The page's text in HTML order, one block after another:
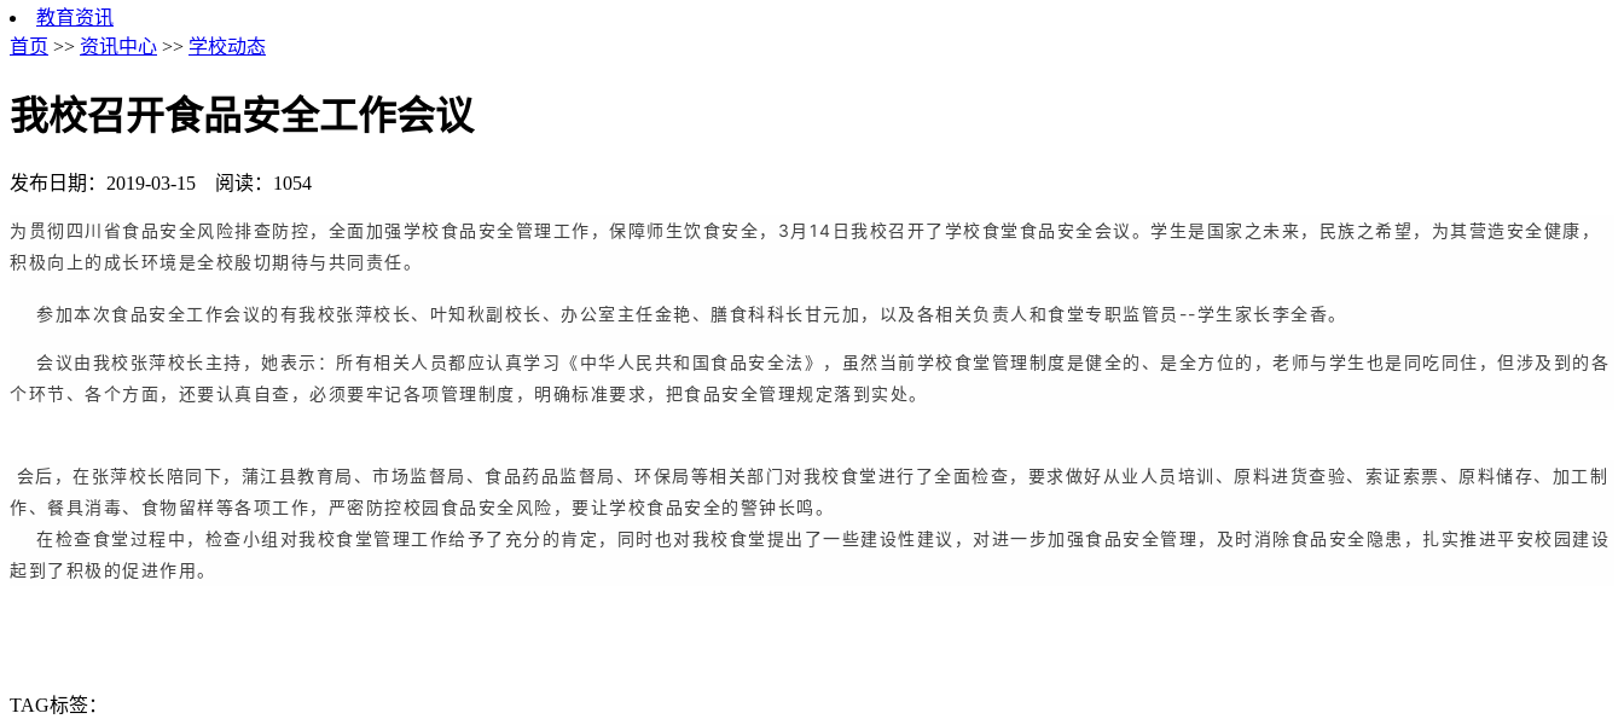
教育资讯
首页 >> 资讯中心 >> 学校动态
我校召开食品安全工作会议
发布日期：2019-03-15 阅读：1054
为贯彻四川省食品安全风险排查防控，全面加强学校食品安全管理工作，保障师生饮食安全，3月14日我校召开了学校食堂食品安全会议。学生是国家之未来，民族之希望，为其营造安全健康，
积极向上的成长环境是全校殷切期待与共同责任。
参加本次食品安全工作会议的有我校张萍校长、叶知秋副校长、办公室主任金艳、膳食科科长甘元加，以及各相关负责人和食堂专职监管员--学生家长李全香。
会议由我校张萍校长主持，她表示：所有相关人员都应认真学习《中华人民共和国食品安全法》，虽然当前学校食堂管理制度是健全的、是全方位的，老师与学生也是同吃同住，但涉及到的各
个环节、各个方面，还要认真自查，必须要牢记各项管理制度，明确标准要求，把食品安全管理规定落到实处。
会后，在张萍校长陪同下，蒲江县教育局、市场监督局、食品药品监督局、环保局等相关部门对我校食堂进行了全面检查，要求做好从业人员培训、原料进货查验、索证索票、原料储存、加工制
作、餐具消毒、食物留样等各项工作，严密防控校园食品安全风险，要让学校食品安全的警钟长鸣。
在检查食堂过程中，检查小组对我校食堂管理工作给予了充分的肯定，同时也对我校食堂提出了一些建设性建议，对进一步加强食品安全管理，及时消除食品安全隐患，扎实推进平安校园建设
起到了积极的促进作用。
TAG标签：